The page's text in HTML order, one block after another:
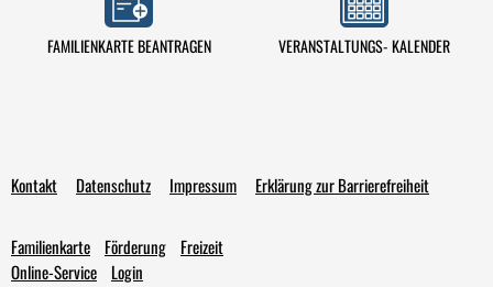
Kontakt Datenschutz Impressum Erklärung zur Barrierefreiheit
Familienkarte Förderung
Freizeit
Online-Service
Login
FAMILIENKARTE BEANTRAGEN VERANSTALTUNGS- KALENDER